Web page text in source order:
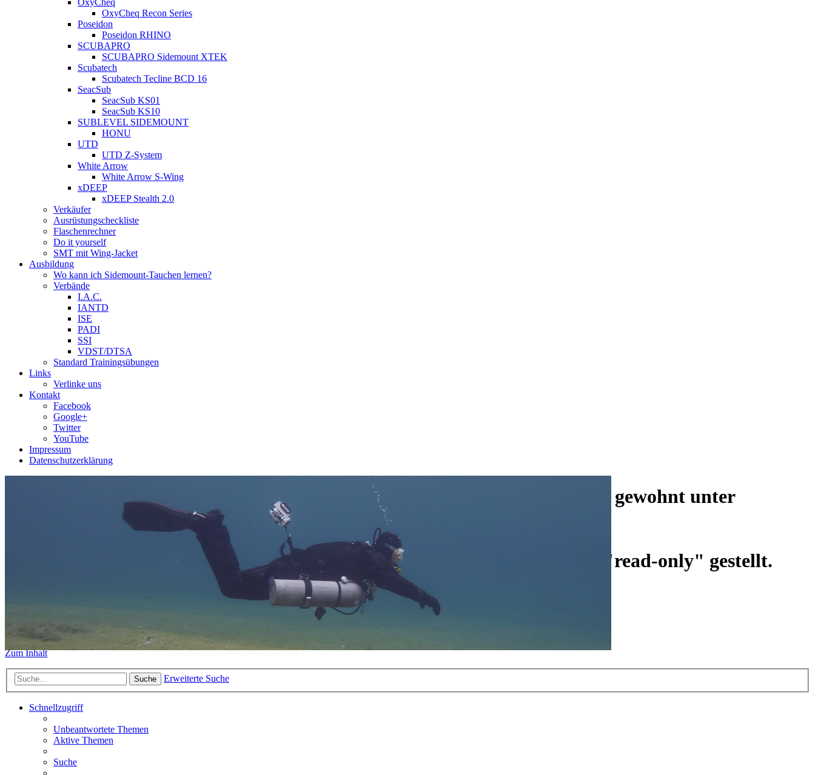
OxyCheq
OxyCheq Recon Series
Poseidon
Poseidon RHINO
SCUBAPRO
SCUBAPRO Sidemount XTEK
Scubatech
Scubatech Tecline BCD 16
SeacSub
SeacSub KS01
SeacSub KS10
SUBLEVEL SIDEMOUNT
HONU
UTD
UTD Z-System
White Arrow
White Arrow S-Wing
xDEEP
xDEEP Stealth 2.0
Verkäufer
Ausrüstungscheckliste
Flaschenrechner
Do it yourself
SMT mit Wing-Jacket
Ausbildung
Wo kann ich Sidemount-Tauchen lernen?
Verbände
I.A.C.
IANTD
ISE
PADI
SSI
VDST/DTSA
Standard Trainingsübungen
Links
Verlinke uns
Kontakt
Facebook
Google+
Twitter
YouTube
Impressum
Datenschutzerklärung
Das Sidemount-Forum ist auf ein neues Forensystem umgezogen und wie gewohnt unter
https://www.sidemount-forum.com
erreichbar.
Das alte Forum hier existiert nur aufgrund deralten Galerie
und ist auf "read-only" gestellt.
Sidemount-Forum
Erlebe den Unterschied
Zum Inhalt
Suche Erweiterte Suche
Schnellzugriff
Unbeantwortete Themen
Aktive Themen
Suche